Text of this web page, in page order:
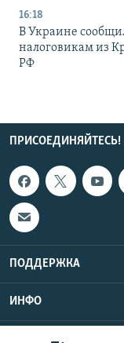
16:18
В Украине
налоговикам из
РФ
ПРИСОЕДИНЯЙТЕСЬ!
ПОДДЕРЖКА
ИНФО